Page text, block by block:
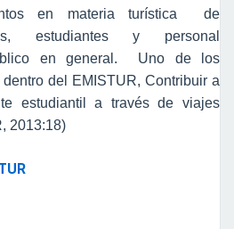
en materia turística de
estudiantes y personal
en general. Uno de los
del EMISTUR, Contribuir a
estudiantil a través de viajes
2013:18)